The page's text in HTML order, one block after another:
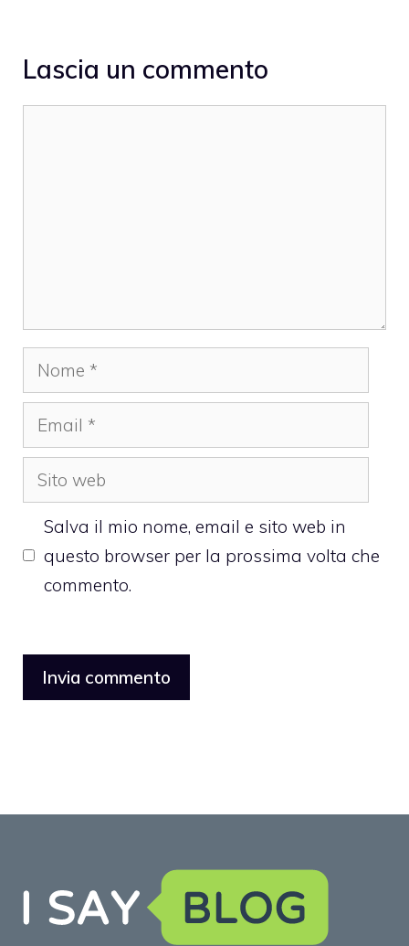
Lascia un commento
Nome
Email
Sito
web
Salva il mio nome, email e sito web in
questo browser per la prossima volta che
commento.